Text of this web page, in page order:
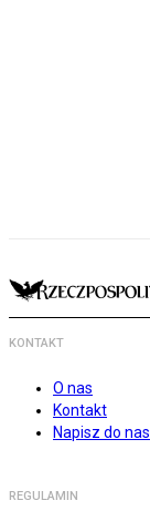
KONTAKT
O nas
Kontakt
Napisz do nas
REGULAMIN